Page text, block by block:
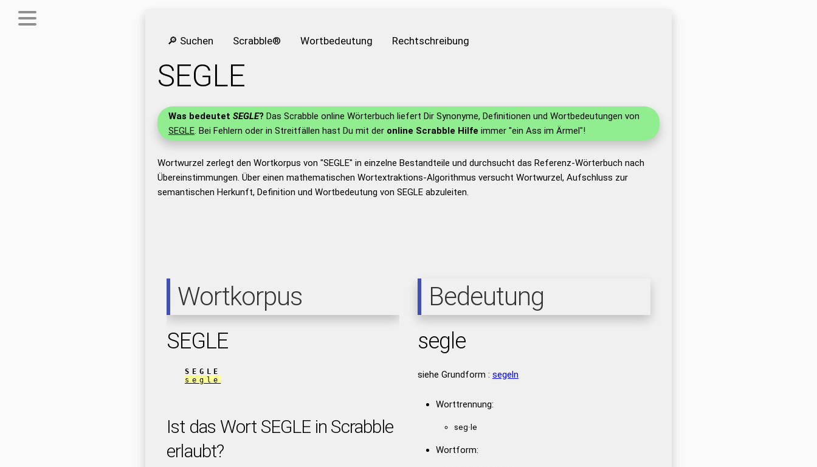
🔎 Suchen Scrabble® Wortbedeutung Rechtschreibung
SEGLE
Was bedeutet SEGLE? Das Scrabble online Wörterbuch liefert Dir Synonyme, Definitionen und Wortbedeutungen von
SEGLE. Bei Fehlern oder in Streitfällen hast Du mit der online Scrabble Hilfe immer "ein Ass im Ärmel"!
Wortwurzel zerlegt den Wortkorpus von "SEGLE" in einzelne Bestandteile und durchsucht das Referenz-Wörterbuch nach
Übereinstimmungen. Über einen mathematischen Wortextraktions-Algorithmus versucht Wortwurzel, Aufschluss zur
semantischen Herkunft, Definition und Wortbedeutung von SEGLE abzuleiten.
Wortkorpus
SEGLE
SEGLE
segle
Ist das Wort SEGLE in Scrabble
erlaubt?
Bedeutung
segle
siehe Grundform : segeln
Worttrennung:
seg·le
Wortform: